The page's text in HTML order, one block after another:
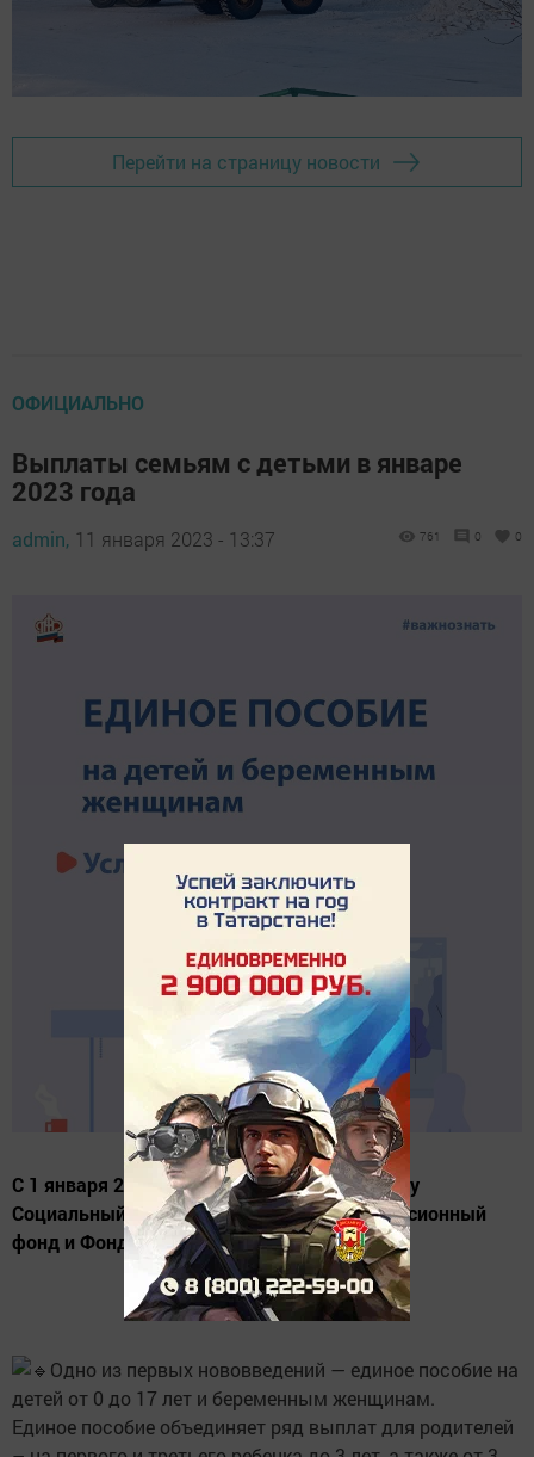
Перейти на страницу новости
ОФИЦИАЛЬНО
Выплаты семьям с детьми в январе
2023 года
admin, 11 января 2023 - 13:37 761 0 0
С 1 января 2023 года в России начнет работу
Социальный фонд, который объединит Пенсионный
фонд и Фонд социального страхования.
Одно из первых нововведений — единое пособие на
детей от 0 до 17 лет и беременным женщинам.
Единое пособие объединяет ряд выплат для родителей